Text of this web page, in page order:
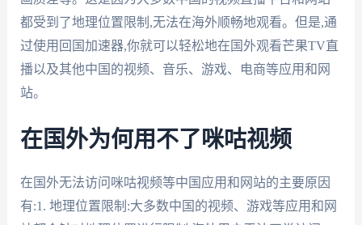
都受到了地理位置限制,无法在海外顺畅地观看。但是,通
过使用回国加速器,你就可以轻松地在国外观看芒果TV直
播以及其他中国的视频、音乐、游戏、电商等应用和网
站。
在国外为何用不了咪咕视频
在国外无法访问咪咕视频等中国应用和网站的主要原因
有:1. 地理位置限制:大多数中国的视频、游戏等应用和网